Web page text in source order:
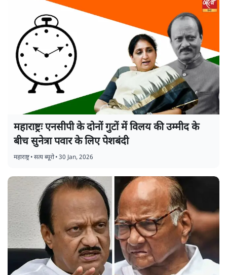
महाराष्ट्रः एनसीपी के दोनों गुटों में विलय की उम्मीद के
बीच सुनेत्रा पवार के लिए पेशबंदी
महाराष्ट्र•सत्य ब्यूरो•30 Jan, 2026